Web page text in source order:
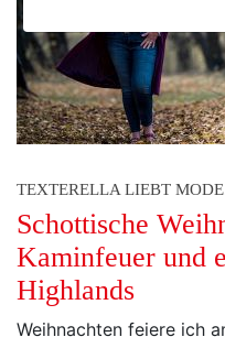
TEXTERELLA LIEBT
Schottische
Kaminfeuer und
Highlands
Weihnachten feiere ich